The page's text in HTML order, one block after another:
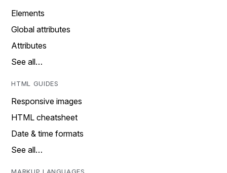
Elements
Global attributes
Attributes
See all…
HTML GUIDES
Responsive images
HTML cheatsheet
Date & time formats
See all…